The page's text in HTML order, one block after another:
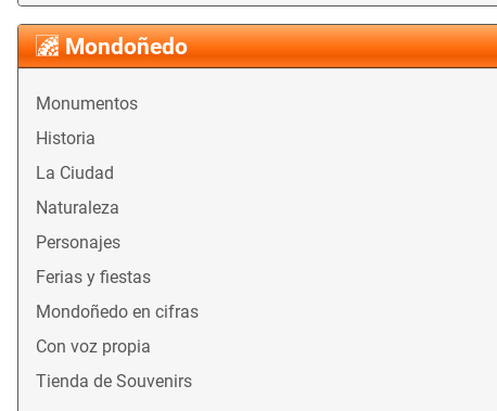
Mondoñedo
Monumentos
Historia
La Ciudad
Naturaleza
Personajes
Ferias y fiestas
Mondoñedo en cifras
Con voz propia
Tienda de Souvenirs